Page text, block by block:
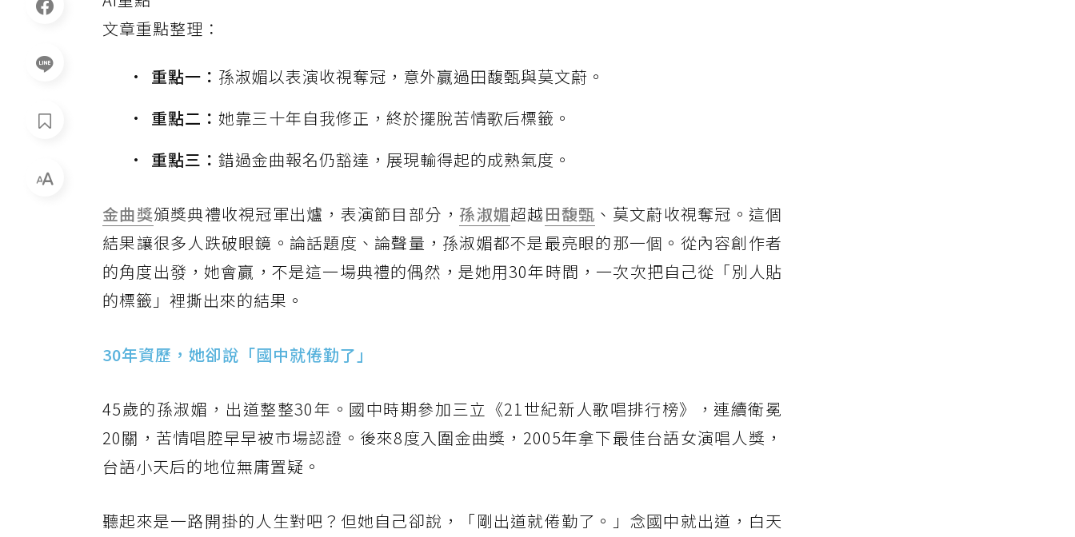
文章重點整理：
重點一： 孫淑媚以表演收視奪冠，意外贏過田馥甄與莫文蔚。
重點二： 她靠三十年自我修正，終於擺脫苦情歌后標籤。
重點三： 錯過金曲報名仍豁達，展現輸得起的成熟氣度。
金曲獎頒獎典禮收視冠軍出爐，表演節目部分， 孫淑媚超越田馥甄 、莫文蔚收視奪冠。這個
結果讓很多人跌破眼鏡。論話題度、論聲量，孫淑媚都不是最亮眼的那一個。從內容創作者
的角度出發，她會贏，不是這一場典禮的偶然，是她用30年時間，一次次把自己從「別人貼
的標籤」裡撕出來的結果。
30年資歷，她卻說「國中就倦勤了」​
45歲的孫淑媚，出道整整30年。國中時期參加三立《21世紀新人歌唱排行榜》，連續衛冕
20關，苦情唱腔早早被市場認證。後來8度入圍金曲獎，2005年拿下最佳台語女演唱人獎，
台語小天后的地位無庸置疑。
聽起來是一路開掛的人生對吧？但她自己卻說，「剛出道就倦勤了。」念國中就出道，白天